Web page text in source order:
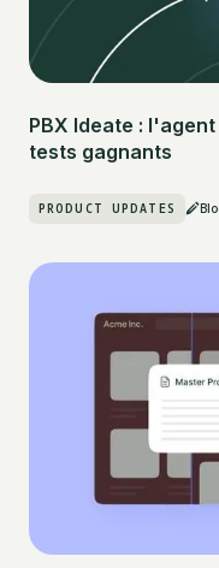
PBX Ideate :
tests gagnants
PRODUCT UPDATES